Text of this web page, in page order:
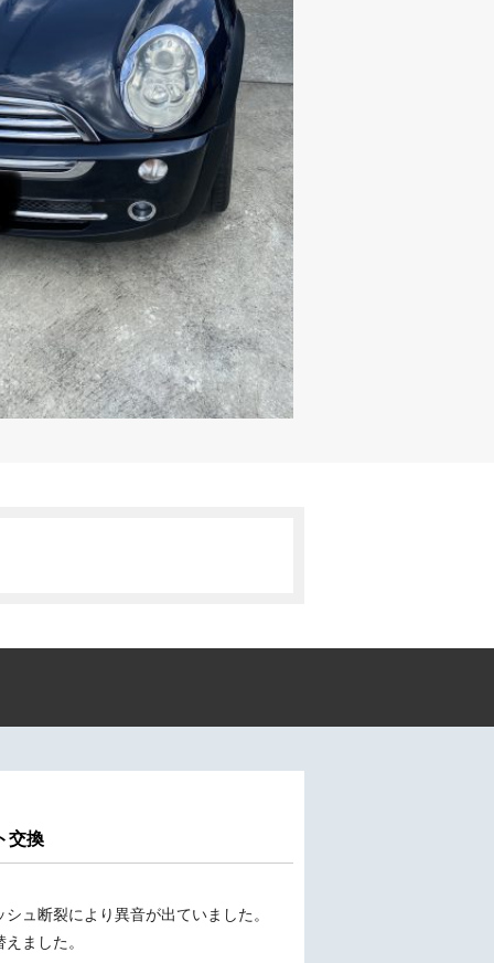
交換
ュ断裂により異音が出ていました。
ました。